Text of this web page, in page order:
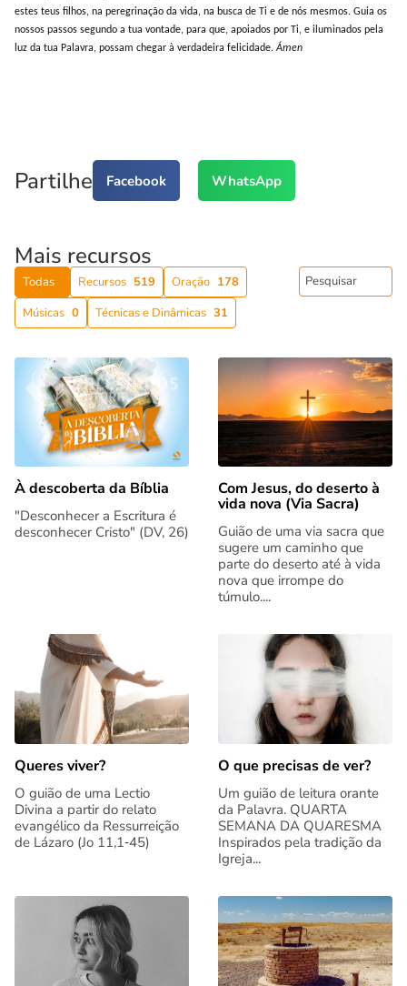
estes teus filhos, na peregrinação da vida, na busca de Ti e de nós mesmos. Guia os
nossos passos segundo a tua vontade, para que, apoiados por Ti, e iluminados pela
luz da tua Palavra, possam chegar à verdadeira felicidade.Ámen
Partilhe Facebook WhatsApp
Mais recursos
Todas Recursos 519 Oração 178
Músicas 0 Técnicas e Dinâmicas 31
À descoberta da Bíblia
"Desconhecer a Escritura é
desconhecer Cristo" (DV, 26)
Com Jesus, do deserto à
vida nova (Via Sacra)
Guião de uma via sacra que
sugere um caminho que
parte do deserto até à vida
nova que irrompe do
túmulo....
Queres viver?
O guião de uma Lectio
Divina a partir do relato
evangélico da Ressurreição
de Lázaro (Jo 11,1‑45)
O que precisas de ver?
Um guião de leitura orante
da Palavra. QUARTA
SEMANA DA QUARESMA
Inspirados pela tradição da
Igreja...